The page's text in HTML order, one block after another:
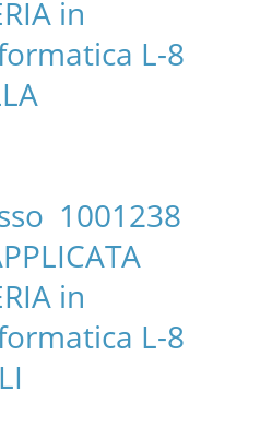
in
L-8
1001238
in
L-8